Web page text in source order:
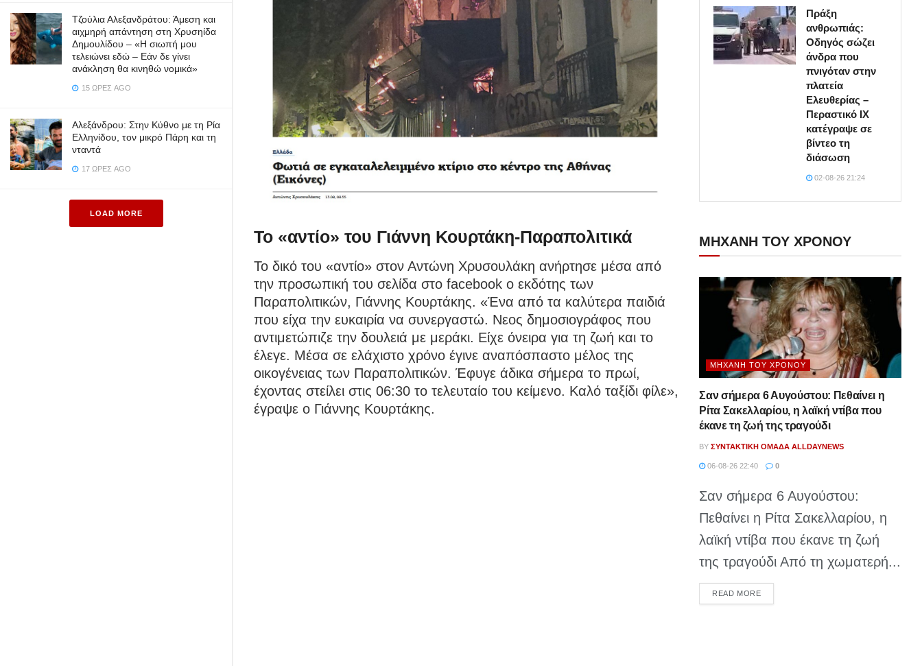
Τζούλια Αλεξανδράτου: Άμεση και
αιχμηρή απάντηση στη Χρυσηίδα
Δημουλίδου – «Η σιωπή μου
τελειώνει εδώ – Εάν δε γίνει
ανάκληση θα κινηθώ νομικά»
15 ΏΡΕΣ AGO
Αλεξάνδρου: Στην Κύθνο με τη Ρία
Ελληνίδου, τον μικρό Πάρη και τη
νταντά
17 ΏΡΕΣ AGO
LOAD MORE
Το «αντίο» του Γιάννη Κουρτάκη-Παραπολιτικά
Το δικό του «αντίο» στον Αντώνη Χρυσουλάκη ανήρτησε μέσα από
την προσωπική του σελίδα στο facebook ο εκδότης των
Παραπολιτικών, Γιάννης Κουρτάκης. «Ένα από τα καλύτερα παιδιά
που είχα την ευκαιρία να συνεργαστώ. Νεος δημοσιογράφος που
αντιμετώπιζε την δουλειά με μεράκι. Είχε όνειρα για τη ζωή και το
έλεγε. Μέσα σε ελάχιστο χρόνο έγινε αναπόσπαστο μέλος της
οικογένειας των Παραπολιτικών. Έφυγε άδικα σήμερα το πρωί,
έχοντας στείλει στις 06:30 το τελευταίο του κείμενο. Καλό ταξίδι φίλε»,
έγραψε ο Γιάννης Κουρτάκης.
Πράξη
ανθρωπιάς:
Οδηγός σώζει
άνδρα που
πνιγόταν στην
πλατεία
Ελευθερίας –
Περαστικό ΙΧ
κατέγραψε σε
βίντεο τη
διάσωση
02-08-26 21:24
ΜΗΧΑΝΗ ΤΟΥ ΧΡΟΝΟΥ
ΜΗΧΑΝΉ ΤΟΥ ΧΡΌΝΟΥ
Σαν σήμερα 6 Αυγούστου: Πεθαίνει η
Ρίτα Σακελλαρίου, η λαϊκή ντίβα που
έκανε τη ζωή της τραγούδι
BY ΣΥΝΤΑΚΤΙΚΉ ΟΜΆΔΑ ALLDAYNEWS
06-08-26 22:40 0
Σαν σήμερα 6 Αυγούστου:
Πεθαίνει η Ρίτα Σακελλαρίου, η
λαϊκή ντίβα που έκανε τη ζωή
της τραγούδι Από τη χωματερή...
READ MOREDETAILS